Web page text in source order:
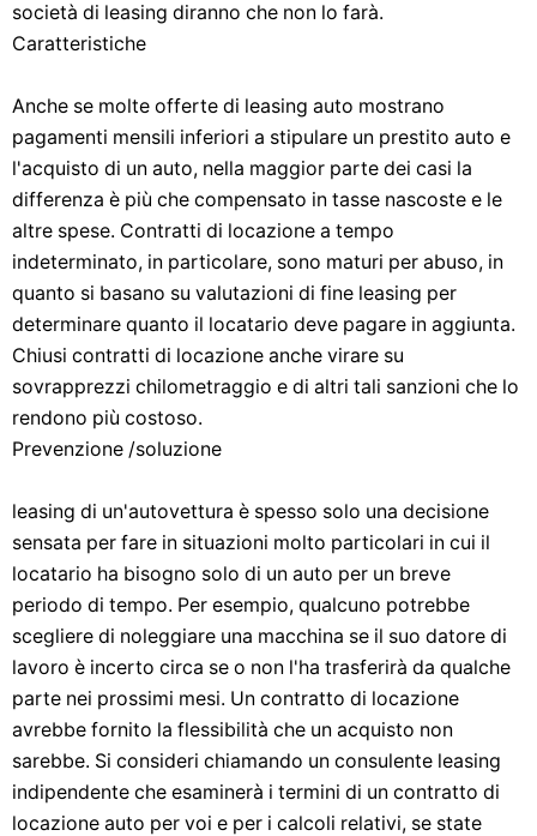
società di leasing diranno che non lo farà.
Caratteristiche
Anche se molte offerte di leasing auto mostrano
pagamenti mensili inferiori a stipulare un prestito auto e
l'acquisto di un auto, nella maggior parte dei casi la
differenza è più che compensato in tasse nascoste e le
altre spese. Contratti di locazione a tempo
indeterminato, in particolare, sono maturi per abuso, in
quanto si basano su valutazioni di fine leasing per
determinare quanto il locatario deve pagare in aggiunta.
Chiusi contratti di locazione anche virare su
sovrapprezzi chilometraggio e di altri tali sanzioni che lo
rendono più costoso.
Prevenzione /soluzione
leasing di un'autovettura è spesso solo una decisione
sensata per fare in situazioni molto particolari in cui il
locatario ha bisogno solo di un auto per un breve
periodo di tempo. Per esempio, qualcuno potrebbe
scegliere di noleggiare una macchina se il suo datore di
lavoro è incerto circa se o non l'ha trasferirà da qualche
parte nei prossimi mesi. Un contratto di locazione
avrebbe fornito la flessibilità che un acquisto non
sarebbe. Si consideri chiamando un consulente leasing
indipendente che esaminerà i termini di un contratto di
locazione auto per voi e per i calcoli relativi, se state